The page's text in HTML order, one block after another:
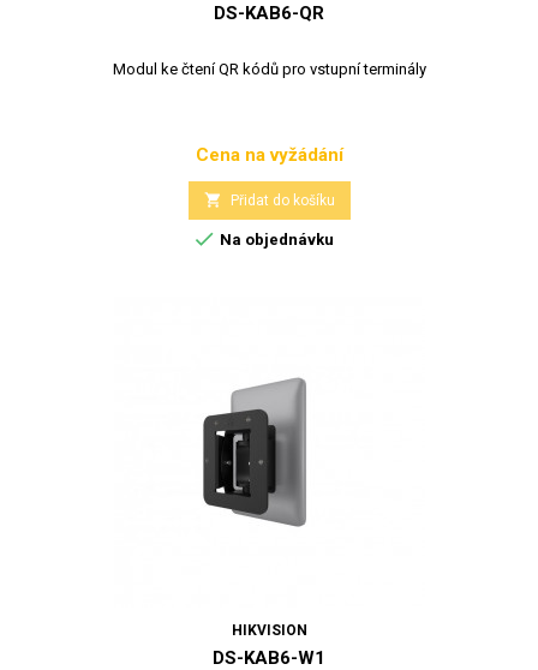
DS-KAB6-QR
Modul ke čtení QR kódů pro vstupní terminály
Cena
Cena na vyžádání
 Přidat do košíku
 Na objednávku
HIKVISION
DS-KAB6-W1